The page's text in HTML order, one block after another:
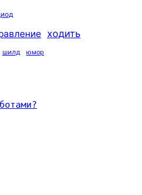
ходить
шилд юмор